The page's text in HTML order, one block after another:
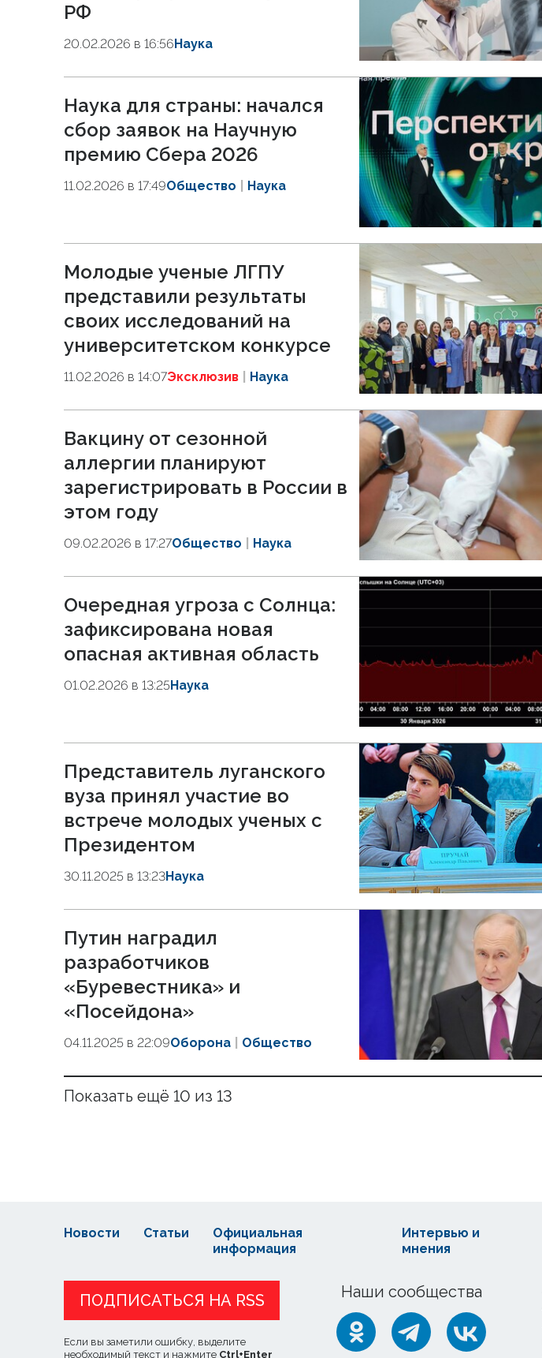
РФ
20.02.2026 в 16:56Наука
Наука для страны: начался
сбор заявок на Научную
премию Сбера 2026
11.02.2026 в 17:49Общество Наука
Молодые ученые ЛГПУ
представили результаты
своих исследований на
университетском конкурсе
11.02.2026 в 14:07Эксклюзив Наука
Вакцину от сезонной
аллергии планируют
зарегистрировать в России в
этом году
09.02.2026 в 17:27Общество Наука
Очередная угроза с Солнца:
зафиксирована новая
опасная активная область
01.02.2026 в 13:25Наука
Представитель луганского
вуза принял участие во
встрече молодых ученых с
Президентом
30.11.2025 в 13:23Наука
Путин наградил
разработчиков
«Буревестника» и
«Посейдона»
04.11.2025 в 22:09Оборона Общество
Показать ещё 10 из 13
Наши сообщества
ПОДПИСАТЬСЯ НА RSS
Если вы заметили ошибку, выделите
необходимый текст и нажмите Ctrl+Enter
Новости Статьи
Официальная
информация
Интервью и
мнения